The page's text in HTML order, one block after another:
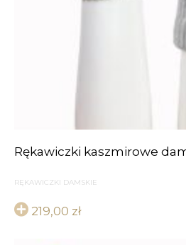
Rękawiczki kaszmirowe
RĘKAWICZKI DAMSKIE
219,00 zł